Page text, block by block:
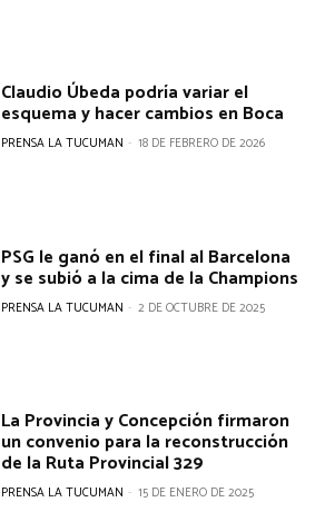
Claudio Úbeda podría variar el
esquema y hacer cambios en Boca
PRENSA LA TUCUMAN - 18 DE FEBRERO DE 2026
PSG le ganó en el final al Barcelona
y se subió a la cima de la Champions
PRENSA LA TUCUMAN - 2 DE OCTUBRE DE 2025
La Provincia y Concepción firmaron
un convenio para la reconstrucción
de la Ruta Provincial 329
PRENSA LA TUCUMAN - 15 DE ENERO DE 2025